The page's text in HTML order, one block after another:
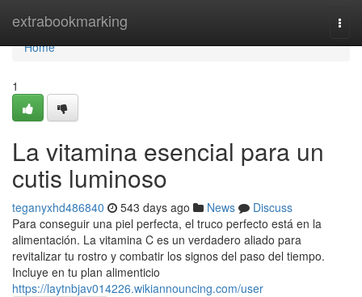
extrabookmarking
Home
Home
1
La vitamina esencial para un
cutis luminoso
teganyxhd486840 543 days ago News
Discuss
Para conseguir una piel perfecta, el truco perfecto está en la
alimentación. La vitamina C es un verdadero aliado para
revitalizar tu rostro y combatir los signos del paso del tiempo.
Incluye en tu plan alimenticio
https://laytnbjav014226.wikiannouncing.com/user